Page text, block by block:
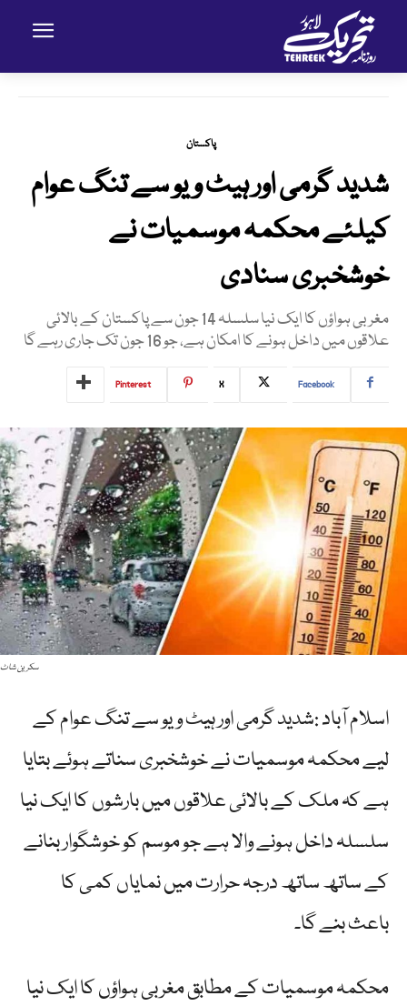
پاکستان
شدید گرمی اور ہیٹ ویو سے تنگ عوام
کیلئے محکمہ موسمیات نے
خوشخبری سنادی
مغربی ہواؤں کا ایک نیا سلسلہ 14 جون سے پاکستان کے بالائی
علاقوں میں داخل ہونے کا امکان ہے، جو 16 جون تک جاری رہے گا
Facebook
X
Pinterest
سکرین شاٹ
اسلام آباد :شدید گرمی اور ہیٹ ویو سے تنگ عوام کے
لیے محکمہ موسمیات نے خوشخبری سناتے ہوئے بتایا
ہے کہ ملک کے بالائی علاقوں میں بارشوں کا ایک نیا
سلسلہ داخل ہونے والا ہے جو موسم کو خوشگوار بنانے
کے ساتھ ساتھ درجہ حرارت میں نمایاں کمی کا
باعث بنے گا۔
محکمہ موسمیات کے مطابق مغربی ہواؤں کا ایک نیا